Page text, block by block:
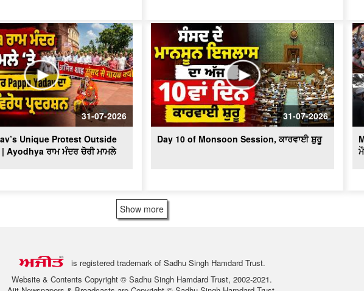
31-07-2026
Unique Protest Outside
Ayodhya ਰਾਮ ਮੰਦਰ ਚੋਰੀ ਮਾਮਲੇ
31-07-2026
Day 10 of Monsoon Session, ਕਾਰਵਾਈ ਸ਼ੁਰੂ
Show more
is registered trademark of Sadhu Singh Hamdard Trust.
Website & Contents Copyright © Sadhu Singh Hamdard Trust, 2002-2021.